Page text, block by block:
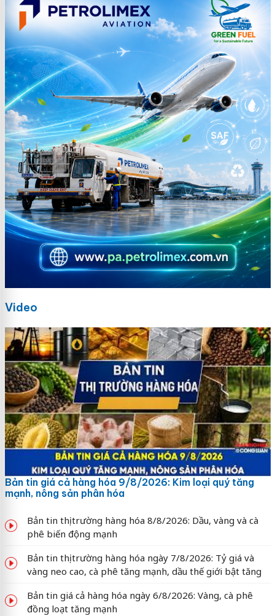
Video
Bản tin giá cả hàng hóa 9/8/2026: Kim loại quý tăng
mạnh, nông sản phân hóa
Bản tin thị trường hàng hóa 8/8/2026: Dầu, vàng và cà
phê biến động mạnh
Bản tin thị trường hàng hóa ngày 7/8/2026: Tỷ giá và
vàng neo cao, cà phê tăng mạnh, dầu thế giới bật tăng
Bản tin giá cả hàng hóa ngày 6/8/2026: Vàng, cà phê
đồng loạt tăng mạnh